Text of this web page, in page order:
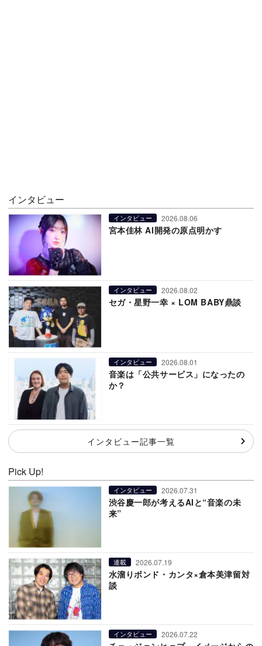
インタビュー
インタビュー 2026.08.06
宮本佳林 AI開発の原点明かす
インタビュー 2026.08.02
セガ・星野一幸 × LOM BABY鼎談
インタビュー 2026.08.01
音楽は「公共サービス」になったの
か？
インタビュー記事一覧
Pick Up!
インタビュー 2026.07.31
渋谷慶一郎が考えるAIと“音楽の未
来”
連載 2026.07.19
水溜りボンド・カンタ×倉本美津留対
談
インタビュー 2026.07.22